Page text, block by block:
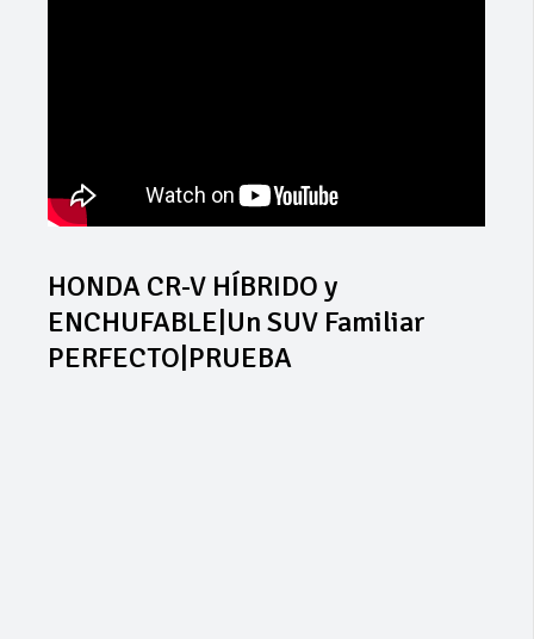
HONDA CR-V HÍBRIDO y
ENCHUFABLE|Un SUV Familiar
PERFECTO|PRUEBA